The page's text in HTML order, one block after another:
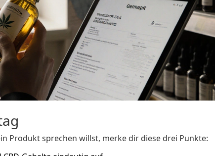
Produkt sprechen willst, merke dir diese drei Punkte: